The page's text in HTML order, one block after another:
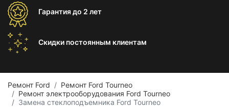
Гарантиядо 2 лет
Скидки постоянным клиентам
Ремонт Ford
Ремонт Ford Tourneo
Ремонт электрооборудования Ford Tourneo
Замена стеклоподъемника Ford Tourneo